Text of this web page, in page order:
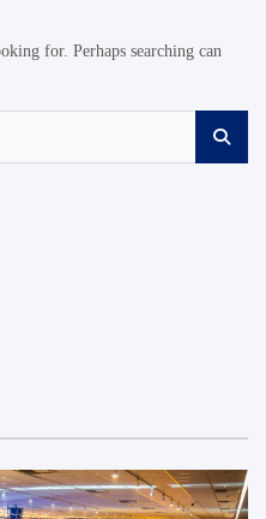
for. Perhaps searching can